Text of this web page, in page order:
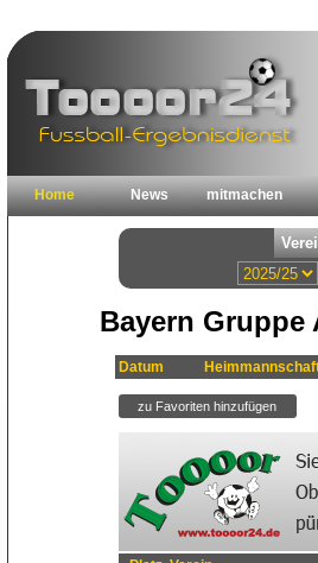
Home News mitmachen
Bayern Gruppe
Datum